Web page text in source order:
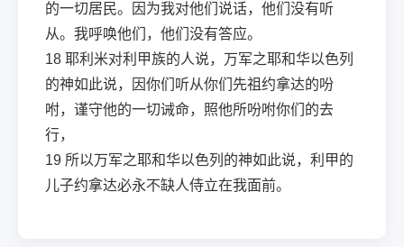
的一切居民。因为我对他们说话，他们没有听
从。我呼唤他们，他们没有答应。
18 耶利米对利甲族的人说，万军之耶和华以色列
的神如此说，因你们听从你们先祖约拿达的吩
咐，谨守他的一切诫命，照他所吩咐你们的去
行，
19 所以万军之耶和华以色列的神如此说，利甲的
儿子约拿达必永不缺人侍立在我面前。